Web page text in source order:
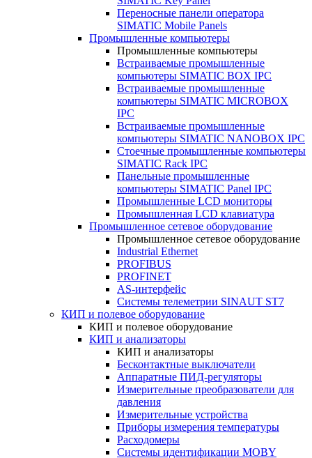
Переносные панели оператора
SIMATIC Mobile Panels
Промышленные компьютеры
Промышленные компьютеры
Встраиваемые промышленные
компьютеры SIMATIC BOX IPC
Встраиваемые промышленные
компьютеры SIMATIC MICROBOX
IPC
Встраиваемые промышленные
компьютеры SIMATIC NANOBOX IPC
Стоечные промышленные компьютеры
SIMATIC Rack IPC
Панельные промышленные
компьютеры SIMATIC Panel IPC
Промышленные LCD мониторы
Промышленная LCD клавиатура
Промышленное сетевое оборудование
Промышленное сетевое оборудование
Industrial Ethernet
PROFIBUS
PROFINET
AS-интерфейс
Системы телеметрии SINAUT ST7
КИП и полевое оборудование
КИП и полевое оборудование
КИП и анализаторы
КИП и анализаторы
Бесконтактные выключатели
Аппаратные ПИД-регуляторы
Измерительные преобразователи для
давления
Измерительные устройства
Приборы измерения температуры
Расходомеры
Системы идентификации MOBY